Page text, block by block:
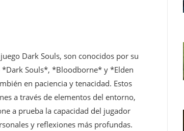
Dark Souls, son conocidos por su
Souls*, *Bloodborne* y *Elden
en paciencia y tenacidad. Estos
a través de elementos del entorno,
a prueba la capacidad del jugador
y reflexiones más profundas.